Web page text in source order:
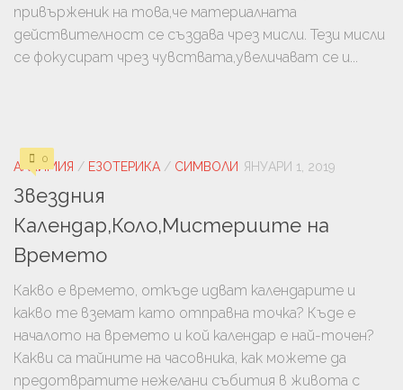
привърженик на това,че материалната
действителност се създава чрез мисли. Тези мисли
се фокусират чрез чувствата,увеличават се и...
0
АЛХИМИЯ / ЕЗОТЕРИКА / СИМВОЛИ ЯНУАРИ 1, 2019
Звездния
Календар,Коло,Мистериите на
Времето
Какво е времето, откъде идват календарите и
какво те вземат като отправна точка? Къде е
началото на времето и кой календар е най-точен?
Какви са тайните на часовника, как можете да
предотвратите нежелани събития в живота с